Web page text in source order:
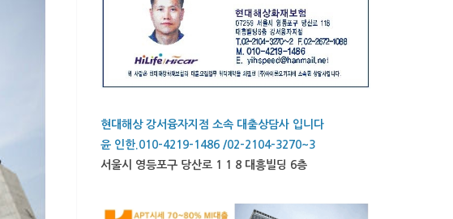
현대해상 강서융자지점 소속 대출상담사 입니다
윤 인한.010-4219-1486 /02-2104-3270~3
서울시 영등포구 당산로 1 1 8 대흥빌딩 6층